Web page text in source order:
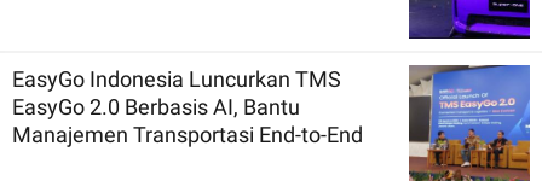
EasyGo Indonesia Luncurkan TMS
EasyGo 2.0 Berbasis AI, Bantu
Manajemen Transportasi End-to-End